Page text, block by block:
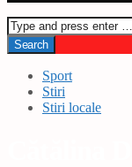
Sport
Stiri
Stiri locale